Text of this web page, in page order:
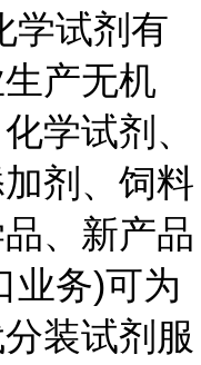
试剂有
产无机
学试剂、
剂、饲料
、新产品
业务)可为
装试剂服